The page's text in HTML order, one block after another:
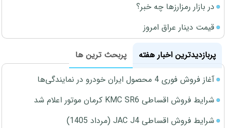
در بازار رمزارزها چه خبر؟
قیمت دینار عراق امروز
پربازدیدترین اخبار هفته
پربحث ترین ها
آغاز فروش فوری 4 محصول ایران خودرو در نمایندگی‌ها
شرایط فروش اقساطی KMC SR6 کرمان موتور اعلام شد
شرایط فروش اقساطی JAC J4 (مرداد 1405)